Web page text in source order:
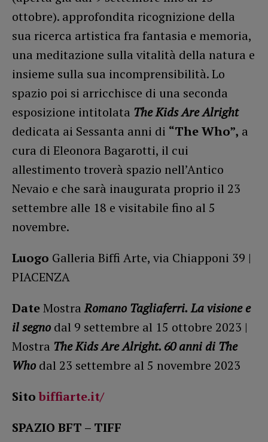
ottobre). approfondita ricognizione della
sua ricerca artistica fra fantasia e memoria,
una meditazione sulla vitalità della natura e
insieme sulla sua incomprensibilità. Lo
spazio poi si arricchisce di una seconda
esposizione intitolata The Kids Are Alright
dedicata ai Sessanta anni di “The Who”, a
cura di Eleonora Bagarotti, il cui
allestimento troverà spazio nell’Antico
Nevaio e che sarà inaugurata proprio il 23
settembre alle 18 e visitabile fino al 5
novembre.
Luogo Galleria Biffi Arte, via Chiapponi 39 |
PIACENZA
DateMostraRomano Tagliaferri. La visione e
il segno dal 9 settembre al 15 ottobre 2023 |
Mostra The Kids Are Alright. 60 anni di The
Who dal 23 settembre al 5 novembre 2023
Sito biffiarte.it/
SPAZIO BFT – TIFF